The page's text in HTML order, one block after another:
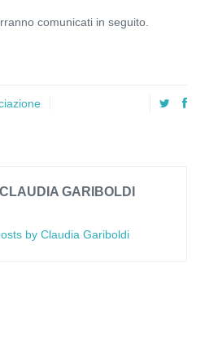
comunicati in seguito.
GARIBOLDI
by Claudia Gariboldi